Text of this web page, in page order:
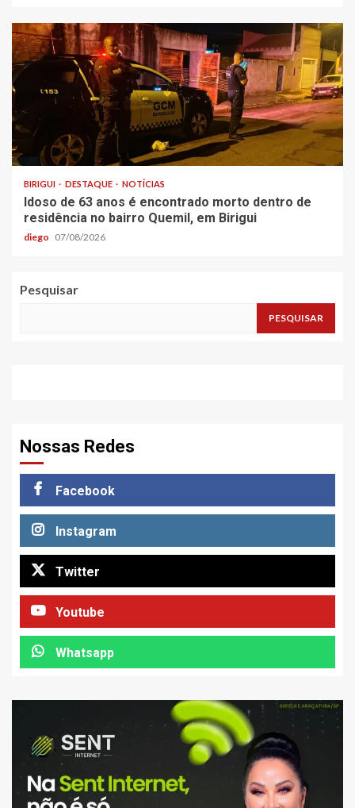
BIRIGUI DESTAQUE NOTÍCIAS
Idoso de 63 anos é encontrado morto dentro de
residência no bairro Quemil, em Birigui
diego 07/08/2026
Pesquisar
PESQUISAR
Nossas Redes
Facebook
Instagram
Twitter
Youtube
Whatsapp